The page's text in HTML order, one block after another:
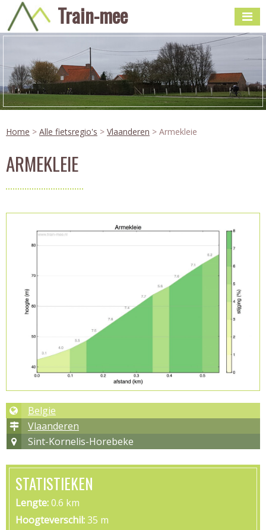
Train-mee
Home > Alle fietsregio's > Vlaanderen > Armekleie
ARMEKLEIE
Belgie
Vlaanderen
Sint-Kornelis-Horebeke
STATISTIEKEN
Lengte 0.6 km
Hoogteverschil 35 m